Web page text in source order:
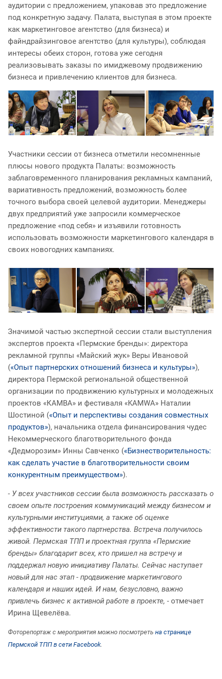
аудитории с предложением, упаковав это предложение
под конкретную задачу. Палата, выступая в этом проекте
как маркетинговое агентство (для бизнеса) и
файндрайзинговое агентство (для культуры), соблюдая
интересы обеих сторон, готова уже сегодня
реализовывать заказы по имиджевому продвижению
бизнеса и привлечению клиентов для бизнеса.
Участники сессии от бизнеса отметили несомненные
плюсы нового продукта Палаты: возможность
заблаговременного планирования рекламных кампаний,
вариативность предложений, возможность более
точного выбора своей целевой аудитории. Менеджеры
двух предприятий уже запросили коммерческое
предложение «под себя» и изъявили готовность
использовать возможности маркетингового календаря в
своих новогодних кампаниях.
Значимой частью экспертной сессии стали выступления
экспертов проекта «Пермские бренды»: директора
рекламной группы «Майский жук» Веры Ивановой
(«Опыт партнерских отношений бизнеса и культуры»),
директора Пермской региональной общественной
организации по продвижению культурных и молодежных
проектов «КАМВА» и фестиваля «KAMWA» Наталии
Шостиной («Опыт и перспективы создания совместных
продуктов»), начальника отдела финансирования чудес
Некоммерческого благотворительного фонда
«Дедморозим» Инны Савченко («Бизнестворительность:
как сделать участие в благотворительности своим
конкурентным преимуществом»).
- У всех участников сессии была возможность рассказать о
своем опыте построения коммуникаций между бизнесом и
культурными институциями, а также об оценке
эффективности такого партнерства. Встреча получилось
живой. Пермская ТПП и проектная группа «Пермские
бренды» благодарит всех, кто пришел на встречу и
поддержал новую инициативу Палаты. Сейчас наступает
новый для нас этап - продвижение маркетингового
календаря и наших идей. И нам, безусловно, важно
привлечь бизнес к активной работе в проекте, - отмечает
Ирина Щевелёва.
Фоторепортаж с мероприятия можно посмотреть на странице
Пермской ТПП в сети Facebook.